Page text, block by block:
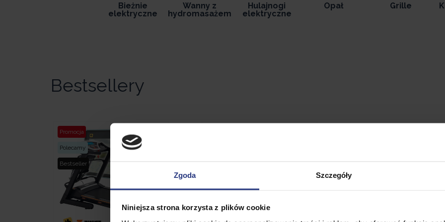
Zgoda Szczegóły
Niniejsza strona korzysta z plików cookie
Bieżnie
elektryczne
Wanny z
hydromasażem
Hulajnogi
elektryczne
Opał Grille
Bestsellery
Promocja
Polecamy
Bestseller